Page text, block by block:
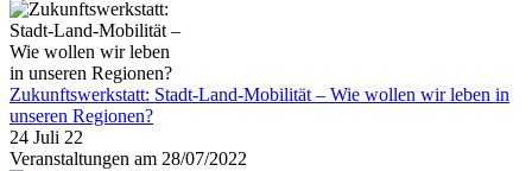
Zukunftswerkstatt: Stadt-Land-Mobilität – Wie wollen wir leben in
unseren Regionen?
24 Juli 22
Veranstaltungen am 28/07/2022